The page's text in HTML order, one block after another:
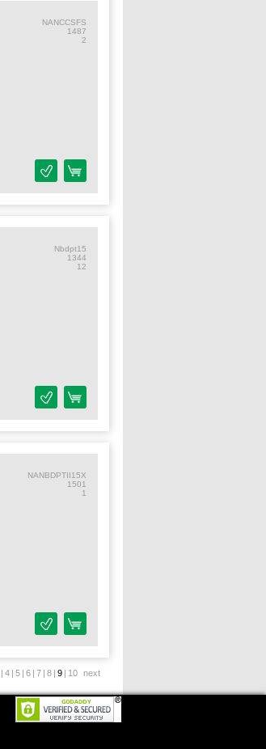
NANCCSFS
1487
2
Nbdpt15
1344
12
NANBDPTII15X
1501
1
| 4 | 5 | 6 | 7 | 8 | 9 | 10 next